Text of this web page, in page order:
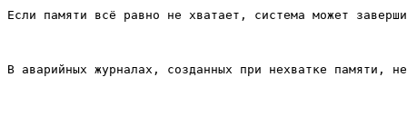
Если памяти всё равно не хватает, система может
В аварийных журналах, созданных при нехватке памяти,